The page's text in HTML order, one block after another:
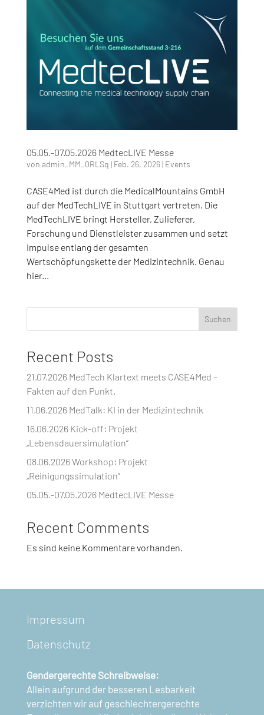
05.05.-07.05.2026 MedtecLIVE Messe
von admin_MM_0RLSq | Feb. 26, 2026| Events
CASE4Med ist durch die MedicalMountains GmbH
auf der MedTechLIVE in Stuttgart vertreten. Die
MedTechLIVE bringt Hersteller, Zulieferer,
Forschung und Dienstleister zusammen und setzt
Impulse entlang der gesamten
Wertschöpfungskette der Medizintechnik. Genau
hier...
Suchen
Recent Posts
21.07.2026 MedTech Klartext meets CASE4Med –
Fakten auf den Punkt.
11.06.2026 MedTalk: KI in der Medizintechnik
16.06.2026 Kick-off: Projekt
„Lebensdauersimulation“
08.06.2026 Workshop: Projekt
„Reinigungssimulation“
05.05.-07.05.2026 MedtecLIVE Messe
Recent Comments
Es sind keine Kommentare vorhanden.
Impressum
Datenschutz
Gendergerechte Schreibweise:
Allein aufgrund der besseren Lesbarkeit
verzichten wir auf geschlechtergerechte